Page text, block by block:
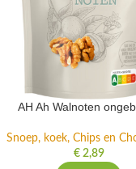
AH Ah Walnoten
Snoep, koek, Chips en
€2,89